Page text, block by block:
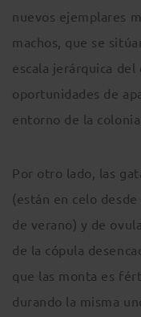
nuevos ejemplares
machos, que se
escala jerárquica del
oportunidades de
entorno de la
Por otro lado, las
(están en celo
de verano) y de
de la cópula
que las monta es
durando la misma